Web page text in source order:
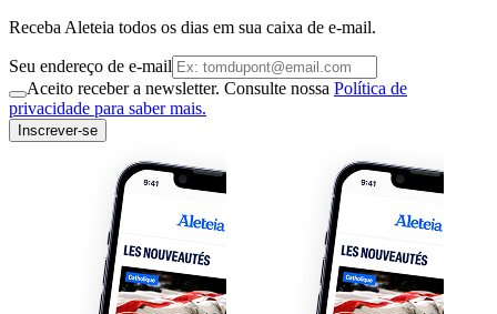
Receba Aleteia todos os dias em sua caixa de e-mail.
Seu endereço de e-mail
Aceito receber a newsletter. Consulte nossa Política de
privacidade para saber mais.
Inscrever-se